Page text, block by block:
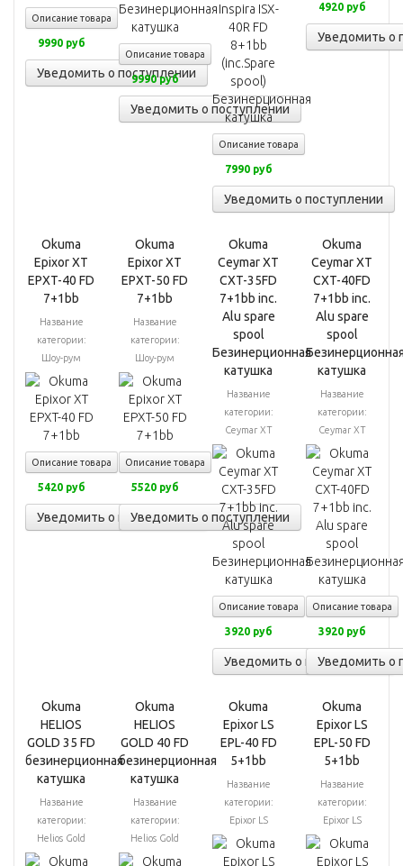
Описание товара
9990 руб
Уведомить о поступлении
Описание товара
9990 руб
Уведомить о поступлении
Описание товара
7990 руб
Уведомить о поступлении
4920 руб
Уведомить о
Okuma
Epixor XT
EPXT-40 FD
7+1bb
Название
категории:
Шоу-рум
Описание товара
5420 руб
Уведомить о поступлении
Okuma
Epixor XT
EPXT-50 FD
7+1bb
Название
категории:
Шоу-рум
Описание товара
5520 руб
Уведомить о поступлении
Okuma
Ceymar XT
CXT-35FD
7+1bb inc.
Alu spare
spool
Безинерционная
катушка
Название
категории:
Ceymar XT
Описание товара
3920 руб
Уведомить о поступлении
Okuma
Ceymar XT
CXT-40FD
7+1bb inc.
Alu spare
spool
катушка
Название
категории:
Ceymar XT
Описание товара
3920 руб
Уведомить о
Okuma
HELIOS
GOLD 35 FD
безинерционная
катушка
Название
категории:
Helios Gold
Okuma
HELIOS
GOLD 40 FD
безинерционная
катушка
Название
категории:
Helios Gold
Okuma
Epixor LS
EPL-40 FD
5+1bb
Название
категории:
Epixor LS
Okuma
Epixor LS
EPL-50 FD
5+1bb
Название
категории:
Epixor LS